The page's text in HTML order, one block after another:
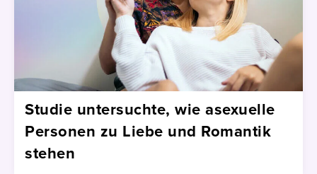
Studie untersuchte, wie asexuelle
Personen zu Liebe und Romantik
stehen